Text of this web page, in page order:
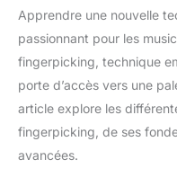
Apprendre une nouvelle
passionnant pour les
fingerpicking, technique
porte d’accès vers une
article explore les
fingerpicking, de ses
avancées.